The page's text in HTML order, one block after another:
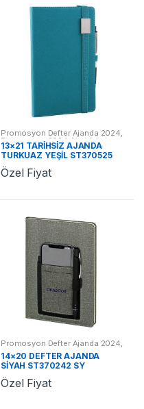
Promosyon Defter Ajanda 2024,
Promosyon 2024 Ajandalar
13×21 TARİHSİZ AJANDA
TURKUAZ YEŞİL ST370525
TY
Özel Fiyat
Promosyon Defter Ajanda 2024,
Promosyon 2024 Ajandalar
14×20 DEFTER AJANDA
SİYAH ST370242 SY
Özel Fiyat